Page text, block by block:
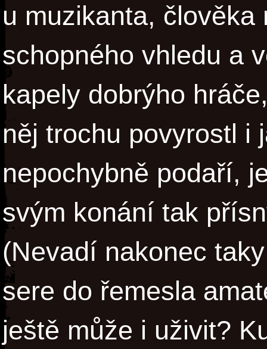
u muzikanta,
schopného vhledu a
kapely dobrýho
něj trochu povyrostl i
nepochybně podaří,
svým konání tak
(Nevadí nakonec
sere do řemesla
ještě může i uživit?